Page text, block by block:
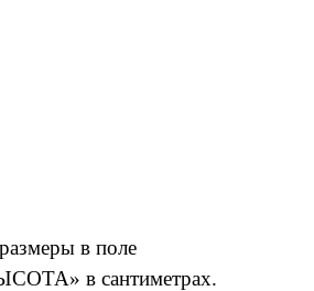
в поле
» в сантиметрах.